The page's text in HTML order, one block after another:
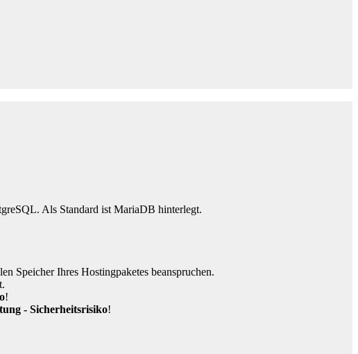
Als Standard ist MariaDB hinterlegt.
Speicher Ihres Hostingpaketes beanspruchen.
!
- Sicherheitsrisiko!